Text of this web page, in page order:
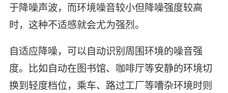
于降噪声波，而环境噪音较小但降噪强度较高
时，这种不适感就会尤为强烈。
自适应降噪，可以自动识别周围环境的噪音强
度。比如自动在图书馆、咖啡厅等安静的环境切
换到轻度档位，乘车、路过工厂等嘈杂环境时则